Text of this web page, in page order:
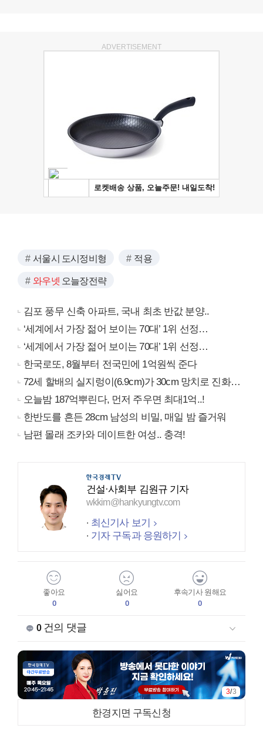
ADVERTISEMENT
서울시 도시정비형 적용
와우넷 오늘장전략
김포 풍무 신축 아파트, 국내 최초 반값 분양..
‘세계에서 가장 젊어 보이는 70대’ 1위 선정…
‘세계에서 가장 젊어 보이는 70대’ 1위 선정…
한국로또, 8월부터 전국민에 1억원씩 준다
72세 할배의 실지렁이(6.9cm)가 30cm 망치로 진화…
오늘밤 187억뿌린다, 먼저 주우면 최대1억..!
한반도를 흔든 28cm 남성의 비밀, 매일 밤 즐거워
남편 몰래 조카와 데이트한 여성.. 충격!
건설·사회부 김원규 기자
wkkim@hankyungtv.com
최신기사 보기
기자 구독과 응원하기
좋아요
0
싫어요
0
후속기사 원해요
0
0건의 댓글
3/3
한경지면 구독신청